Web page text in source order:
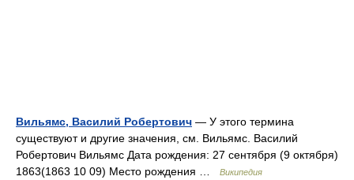
Вильямс, Василий Робертович — У этого термина
существуют и другие значения, см. Вильямс. Василий
Робертович Вильямс Дата рождения: 27 сентября (9 октября)
1863(1863 10 09) Место рождения …
Википедия